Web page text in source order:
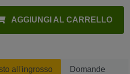
AGGIUNGI AL CARRELLO
all'ingrosso Domande